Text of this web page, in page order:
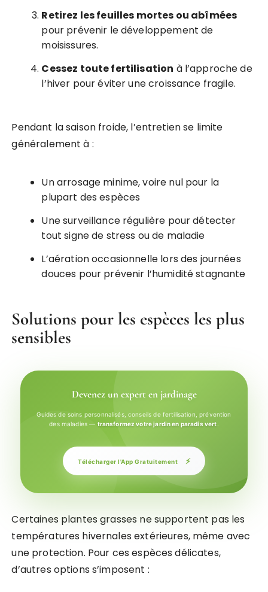
Retirez les feuilles mortes ou abîmées
pour prévenir le développement de
moisissures.
Cessez toute fertilisation à l’approche de
l’hiver pour éviter une croissance fragile.
Pendant la saison froide, l’entretien se limite
généralement à :
Un arrosage minime, voire nul pour la
plupart des espèces
Une surveillance régulière pour détecter
tout signe de stress ou de maladie
L’aération occasionnelle lors des journées
douces pour prévenir l’humidité stagnante
Solutions pour les espèces les plus
sensibles
Devenez un expert en jardinage
Guides de soins personnalisés, conseils de fertilisation, prévention
des maladies — transformez votre jardin en paradis vert
Télécharger l'App Gratuitement ⚡
Certaines plantes grasses ne supportent pas les
températures hivernales extérieures, même avec
une protection. Pour ces espèces délicates,
d’autres options s’imposent :